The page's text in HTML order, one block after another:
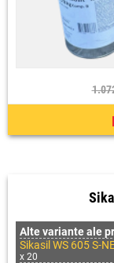
Alte variante ale
Sikasil WS 605 S-
x 20